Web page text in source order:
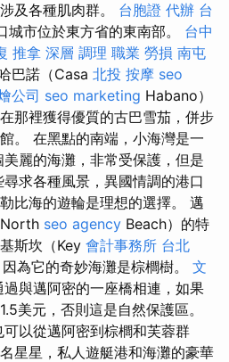
及各種肌肉群。 台胞證 代辦 台
城市位於東方省的東南部。 台中
推拿 深層 調理 職業 勞損 南屯
巴諾（Casa 北投 按摩 seo
公司 seo marketing Habano）
那裡獲得優質的古巴雪茄，併步
。 在黑點的南端，小海灣是一
麗的海灘，非常受保護，但是
求各種風景，異國情調的港口
比海的遊輪是理想的選擇。 邁
North seo agency Beach）的特
斯坎（Key 會計事務所 台北
為它的奇妙海灘是棕櫚樹。 文
與邁阿密的一座橋相連，如果
美元，否則這是自然保護區。
可以從邁阿密到棕櫚和芙蓉群
星星，私人遊艇港和海灘的豪華